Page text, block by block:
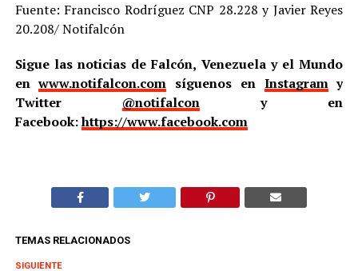
Fuente: Francisco Rodríguez CNP 28.228 y Javier Reyes
20.208/ Notifalcón
Sigue las noticias de Falcón, Venezuela y el Mundo
enwww.notifalcon.com síguenos en Instagramy
Twitter @notifalcony en
Facebook:https://www.facebook.com
TEMAS RELACIONADOS
SIGUIENTE